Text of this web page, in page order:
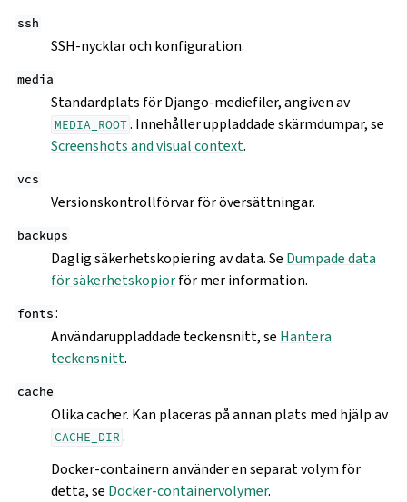
ssh
SSH-nycklar och konfiguration.
media
Standardplats för Django-mediefiler, angiven av
MEDIA_ROOT . Innehåller uppladdade skärmdumpar, se
Screenshots and visual context.
vcs
Versionskontrollförvar för översättningar.
backups
Daglig säkerhetskopiering av data. Se Dumpade data
för säkerhetskopiorför mer information.
fonts:
Användaruppladdade teckensnitt, se Hantera
teckensnitt.
cache
Olika cacher. Kan placeras på annan plats med hjälp av
CACHE_DIR .
Docker-containern använder en separat volym för
detta, se Docker-containervolymer.